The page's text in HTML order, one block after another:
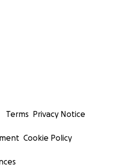
Terms Privacy Notice
Cookie Policy